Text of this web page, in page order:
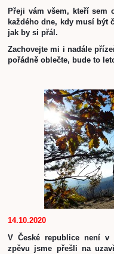
Přeji vám všem, kteří sem
každého dne, kdy musí být
jak by si přál.
Zachovejte mi i nadále
pořádně oblečte, bude to
14.10.2020
V České republice není v
zpěvu jsme přešli na